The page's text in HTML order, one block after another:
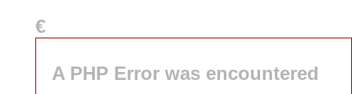
€
A PHP Error was encountered